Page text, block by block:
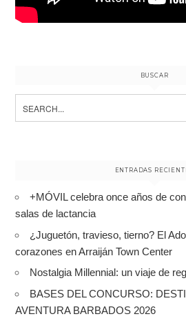
BUSCAR
ENTRADAS
+MÓVIL celebra once años de
salas de lactancia
¿Juguetón, travieso, tierno? El
corazones en Arraiján Town Center
Nostalgia Millennial: un viaje de
BASES DEL CONCURSO:
AVENTURA BARBADOS 2026